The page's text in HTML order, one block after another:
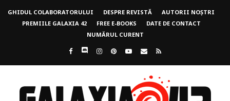
GHIDUL COLABORATORULUI DESPRE REVISTĂ
AUTORII NOȘTRI
PREMIILE GALAXIA 42
FREE E-BOOKS
DATE DE CONTACT
NUMĂRUL CURENT